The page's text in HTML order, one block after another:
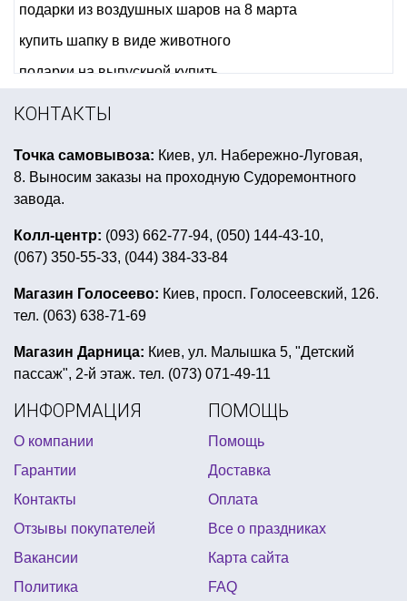
подарки из воздушных шаров на 8 марта
купить шапку в виде животного
подарки на выпускной купить
костюм день мертвых
цены на новогодние гирлянды
вечеринка в стиле стиляг
шляпы для хэллоуина
борода для деда мороза купить
мексиканская вечеринка реквизит
новогодние подвески на потолок
украшение на день святого патрика
украшения на окна трафареты
латексные шары с гелием
купить карнавальную шляпу
праздник в стиле щенячий патруль
герои мультфильмов из воздушных шариков
фотобутафория купить детские крылья ангела
купить лепестки роз на день влюбленных
аксессуары бохо
КОНТАКТЫ
Точка самовывоза: Киев, ул. Набережно-Луговая,
8. Выносим заказы на проходную Судоремонтного
завода.
Колл-центр: (093) 662-77-94, (050) 144-43-10,
(067) 350-55-33, (044) 384-33-84
Магазин Голосеево: Киев, просп. Голосеевский, 126.
тел. (063) 638-71-69
Магазин Дарница: Киев, ул. Малышка 5, "Детский
пассаж", 2-й этаж. тел. (073) 071-49-11
ИНФОРМАЦИЯ
О компании
Гарантии
Контакты
Отзывы покупателей
Вакансии
Политика
ПОМОЩЬ
Помощь
Доставка
Оплата
Все о праздниках
Карта сайта
FAQ